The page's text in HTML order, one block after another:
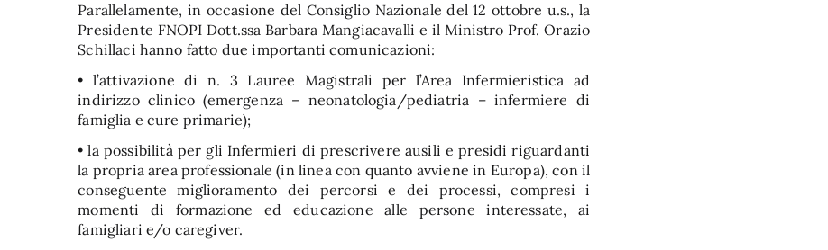
Parallelamente, in occasione del Consiglio Nazionale del 12 ottobre u.s., la
Presidente FNOPI Dott.ssa Barbara Mangiacavalli e il Ministro Prof. Orazio
Schillaci hanno fatto due importanti comunicazioni:
• l’attivazione di n. 3 Lauree Magistrali per l’Area Infermieristica ad
indirizzo clinico (emergenza – neonatologia/pediatria – infermiere di
famiglia e cure primarie);
• la possibilità per gli Infermieri di prescrivere ausili e presidi riguardanti
la propria area professionale (in linea con quanto avviene in Europa), con il
conseguente miglioramento dei percorsi e dei processi, compresi i
momenti di formazione ed educazione alle persone interessate, ai
famigliari e/o caregiver.